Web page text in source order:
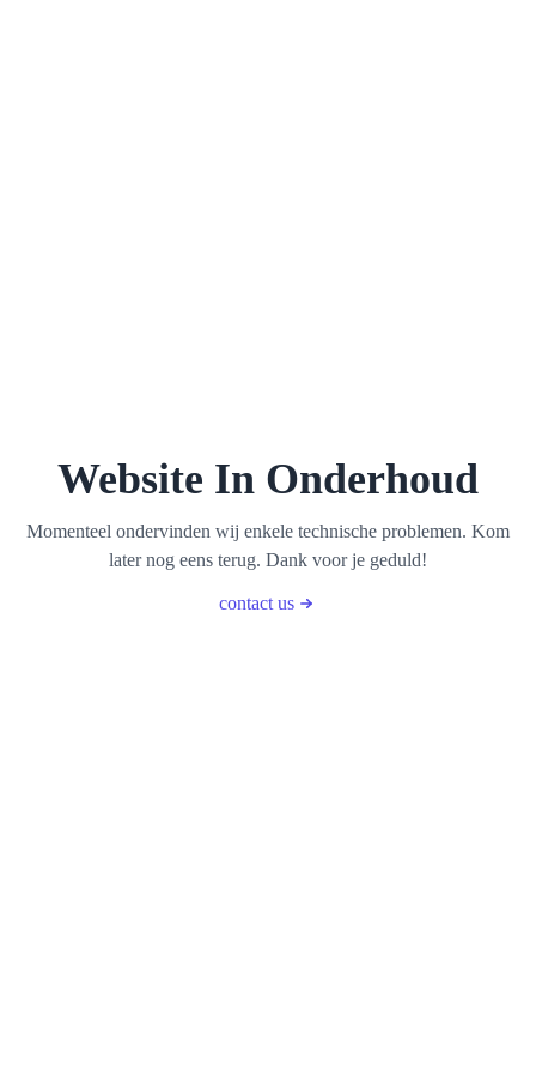
Website In Onderhoud
Momenteel ondervinden wij enkele technische problemen. Kom
later nog eens terug. Dank voor je geduld!
contact us